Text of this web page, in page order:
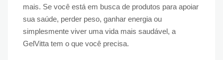
mais. Se você está em busca de produtos para apoiar
sua saúde, perder peso, ganhar energia ou
simplesmente viver uma vida mais saudável, a
GelVitta tem o que você precisa.